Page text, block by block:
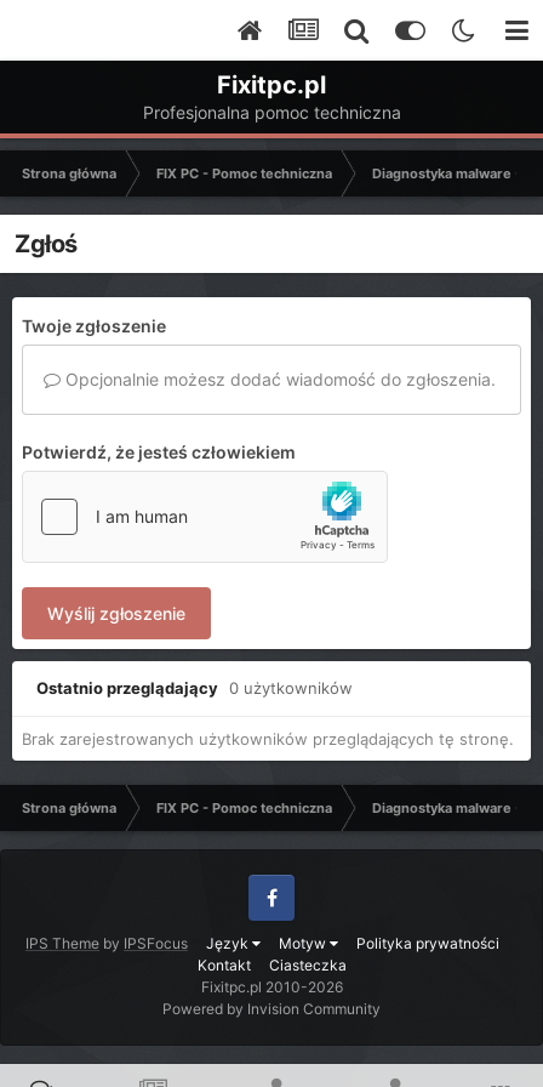
Fixitpc.pl
Profesjonalna pomoc techniczna
Strona główna FIX PC - Pomoc techniczna Diagnostyka malware -
Zgłoś
Twoje zgłoszenie
Opcjonalnie możesz dodać wiadomość do zgłoszenia.
Potwierdź, że jesteś człowiekiem
Wyślij zgłoszenie
Ostatnio przeglądający 0 użytkowników
Brak zarejestrowanych użytkowników przeglądających tę stronę.
Strona główna FIX PC - Pomoc techniczna Diagnostyka malware -
IPS Theme by IPSFocus Język Motyw
Polityka prywatności
Kontakt
Ciasteczka
Facebook
Fixitpc.pl 2010-2026
Powered by Invision Community